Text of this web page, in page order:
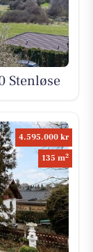
Stenløse
4.595.000 kr
135 m2